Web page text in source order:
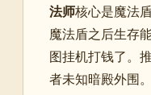
法师核心是魔法
魔法盾之后生存
图挂机打钱了。
者未知暗殿外围。